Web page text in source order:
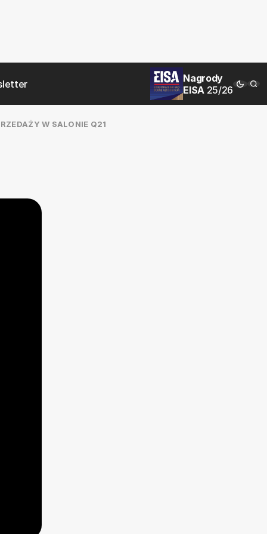
Nagrody
EISA 25/26
W SALONIE Q21